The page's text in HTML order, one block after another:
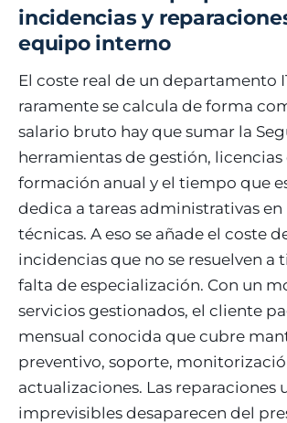
incidencias y
equipo interno
El coste real de un departamento
raramente se calcula de forma
salario bruto hay que sumar la
herramientas de gestión, licencias
formación anual y el tiempo que
dedica a tareas administrativas
técnicas. A eso se añade el coste
incidencias que no se resuelven a
falta de especialización. Con un
servicios gestionados, el cliente
mensual conocida que cubre
preventivo, soporte,
actualizaciones. Las reparaciones
imprevisibles desaparecen del